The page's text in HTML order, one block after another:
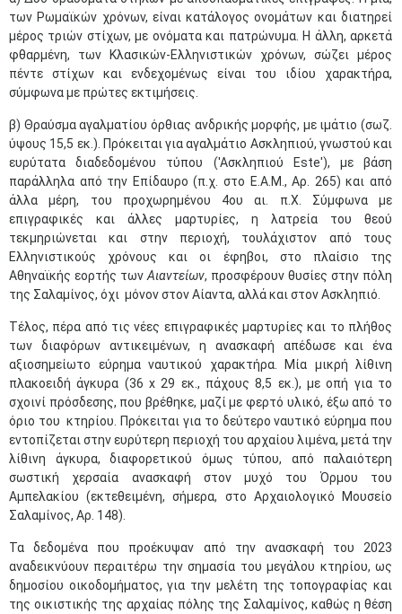
των Ρωμαϊκών χρόνων, είναι κατάλογος ονομάτων και διατηρεί
μέρος τριών στίχων, με ονόματα και πατρώνυμα. Η άλλη, αρκετά
φθαρμένη, των Κλασικών-Ελληνιστικών χρόνων, σώζει μέρος
πέντε στίχων και ενδεχομένως είναι του ιδίου χαρακτήρα,
σύμφωνα με πρώτες εκτιμήσεις.
β) Θραύσμα αγαλματίου όρθιας ανδρικής μορφής, με ιμάτιο (σωζ.
ύψους 15,5 εκ.). Πρόκειται για αγαλμάτιο Ασκληπιού, γνωστού και
ευρύτατα διαδεδομένου τύπου ('Ασκληπιού Este'), με βάση
παράλληλα από την Επίδαυρο (π.χ. στο Ε.Α.Μ., Αρ. 265) και από
άλλα μέρη, του προχωρημένου 4ου αι. π.Χ. Σύμφωνα με
επιγραφικές και άλλες μαρτυρίες, η λατρεία του θεού
τεκμηριώνεται και στην περιοχή, τουλάχιστον από τους
Ελληνιστικούς χρόνους και οι έφηβοι, στο πλαίσιο της
Αθηναϊκής εορτής των Αιαντείων, προσφέρουν θυσίες στην πόλη
της Σαλαμίνος, όχι μόνον στον Αίαντα, αλλά και στον Ασκληπιό.
Τέλος, πέρα από τις νέες επιγραφικές μαρτυρίες και το πλήθος
των διαφόρων αντικειμένων, η ανασκαφή απέδωσε και ένα
αξιοσημείωτο εύρημα ναυτικού χαρακτήρα. Μία μικρή λίθινη
πλακοειδή άγκυρα (36 x 29 εκ., πάχους 8,5 εκ.), με οπή για το
σχοινί πρόσδεσης, που βρέθηκε, μαζί με φερτό υλικό, έξω από το
όριο του κτηρίου. Πρόκειται για το δεύτερο ναυτικό εύρημα που
εντοπίζεται στην ευρύτερη περιοχή του αρχαίου λιμένα, μετά την
λίθινη άγκυρα, διαφορετικού όμως τύπου, από παλαιότερη
σωστική χερσαία ανασκαφή στον μυχό του Όρμου του
Αμπελακίου (εκτεθειμένη, σήμερα, στο Αρχαιολογικό Μουσείο
Σαλαμίνος, Αρ. 148).
Τα δεδομένα που προέκυψαν από την ανασκαφή του 2023
αναδεικνύουν περαιτέρω την σημασία του μεγάλου κτηρίου, ως
δημοσίου οικοδομήματος, για την μελέτη της τοπογραφίας και
της οικιστικής της αρχαίας πόλης της Σαλαμίνος, καθώς η θέση